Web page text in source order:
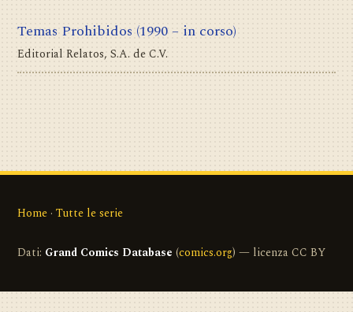
Temas Prohibidos (1990 – in corso)
Editorial Relatos, S.A. de C.V.
Home · Tutte le serie
Dati: Grand Comics Database (comics.org) — licenza CC BY